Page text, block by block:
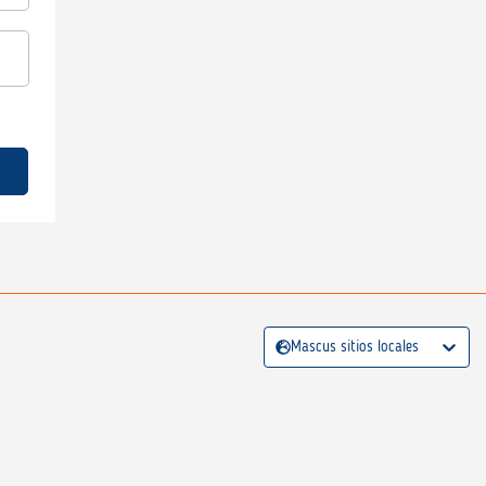
Mascus sitios locales